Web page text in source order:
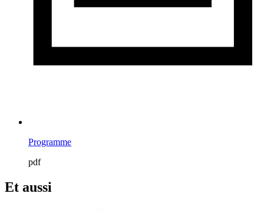
Programme
pdf
Et aussi